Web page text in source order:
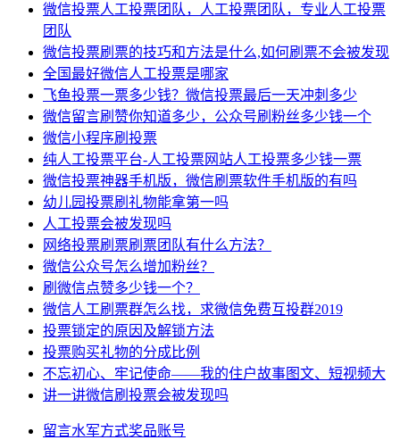
微信投票人工投票团队，人工投票团队，专业人工投票
团队
微信投票刷票的技巧和方法是什么,如何刷票不会被发现
全国最好微信人工投票是哪家
飞鱼投票一票多少钱？微信投票最后一天冲刺多少
微信留言刷赞你知道多少，公众号刷粉丝多少钱一个
微信小程序刷投票
纯人工投票平台-人工投票网站人工投票多少钱一票
微信投票神器手机版，微信刷票软件手机版的有吗
幼儿园投票刷礼物能拿第一吗
人工投票会被发现吗
网络投票刷票刷票团队有什么方法？
微信公众号怎么增加粉丝？
刷微信点赞多少钱一个？
微信人工刷票群怎么找，求微信免费互投群2019
投票锁定的原因及解锁方法
投票购买礼物的分成比例
不忘初心、牢记使命——我的住户故事图文、短视频大
讲一讲微信刷投票会被发现吗
留言水军方式奖品账号